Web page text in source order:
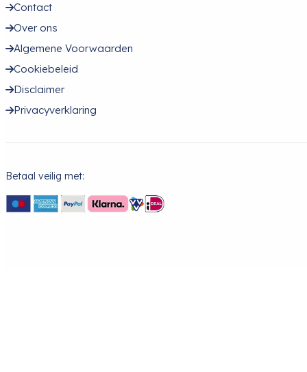
Contact
Over ons
Algemene Voorwaarden
Cookiebeleid
Disclaimer
Privacyverklaring
Betaal veilig met: